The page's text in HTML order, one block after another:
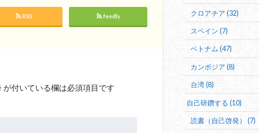
RSS feedly
が付いている欄は必須項目です
クロアチア (32)
スペイン (7)
ベトナム (47)
カンボジア (8)
台湾 (8)
自己研鑽する (10)
読書（自己啓発） (7)